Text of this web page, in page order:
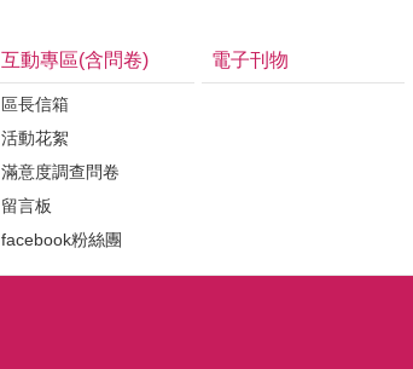
互動專區(含問卷)
區長信箱
活動花絮
滿意度調查問卷
留言板
facebook粉絲團
電子刊物